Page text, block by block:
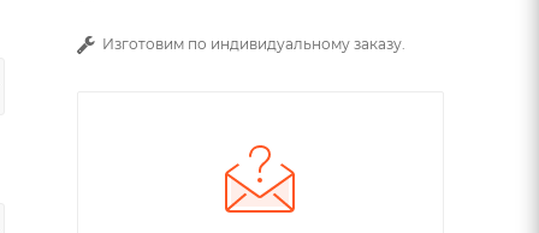
Изготовим по индивидуальному заказу.